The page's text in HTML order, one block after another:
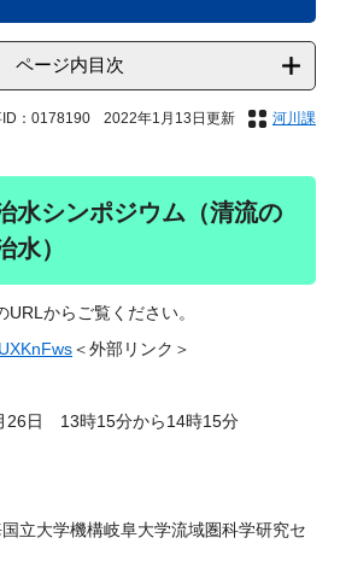
ページ内目次
ID：0178190 2022年1月13日更新 河川課
シンポジウム（清流の
水）
からご覧ください。
＜外部リンク＞
日 13時15分から14時15分
大学機構岐阜大学流域圏科学研究セ